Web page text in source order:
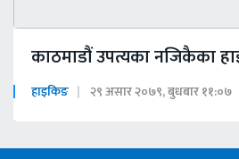
काठमाडौं उपत्यका नजिकैका
हाइकिङ २९ असार २०७९, बुधबार ११:०७